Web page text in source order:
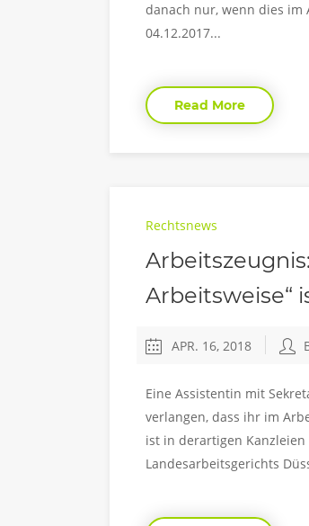
danach nur, wenn dies im
04.12.2017...
Read More
Rechtsnews
Arbeitsweise“
APR. 16, 2018
Eine Assistentin mit
verlangen, dass ihr im
ist in derartigen
Landesarbeitsgerichts